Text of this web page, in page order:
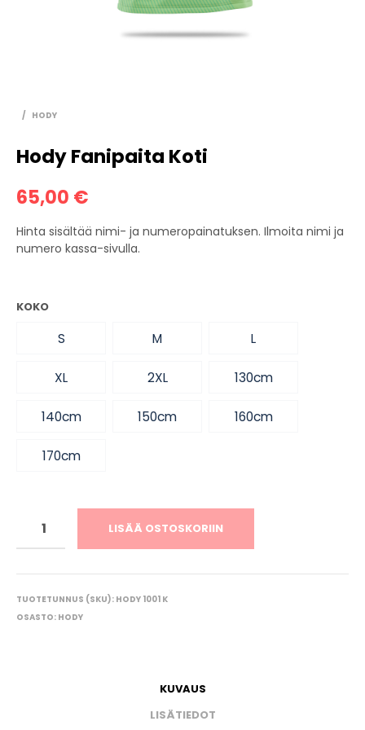
/ HODY
Hody Fanipaita Koti
65,00 €
Hinta sisältää nimi- ja numeropainatuksen. Ilmoita nimi ja
numero kassa-sivulla.
KOKO
S M L
XL 2XL 130cm
140cm 150cm 160cm
170cm
LISÄÄ OSTOSKORIIN
TUOTETUNNUS (SKU): HODY 1001 K
OSASTO: HODY
KUVAUS
LISÄTIEDOT